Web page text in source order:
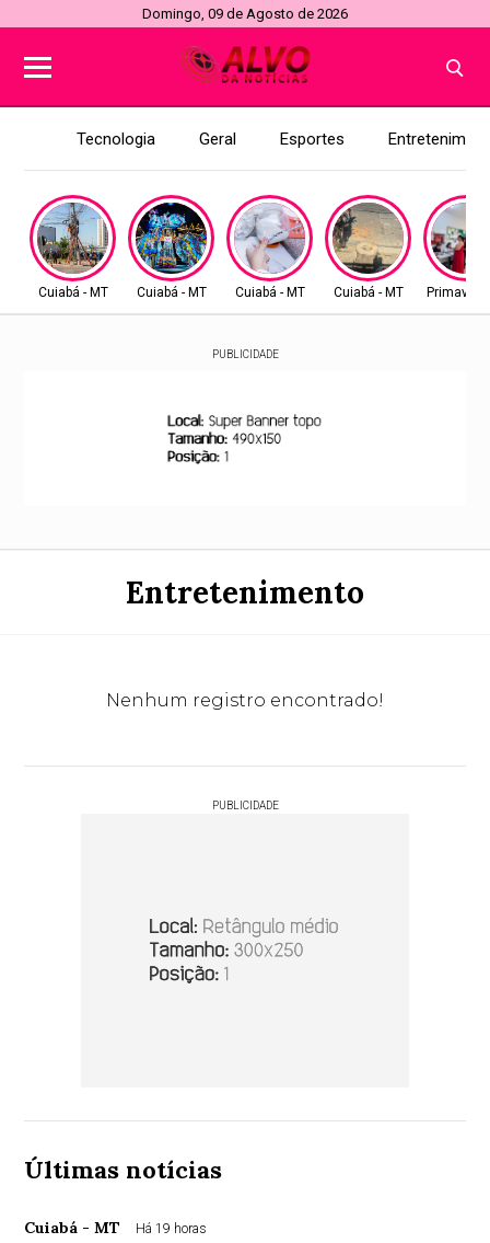
Domingo, 09 de Agosto de 2026
Tecnologia Geral Esportes
Cuiabá - MT Cuiabá - MT Cuiabá - MT Cuiabá - MT
PUBLICIDADE
Entretenimento
Nenhum registro encontrado!
PUBLICIDADE
Últimas notícias
Cuiabá - MT Há 19 horas